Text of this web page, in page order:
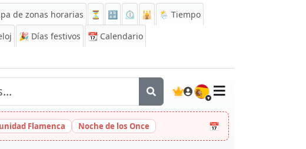
de zonas horarias ⏳ 🔡 ⏲️ 🕌
🌦️ Tiempo
🎉 Días festivos 📆 Calendario
🇪🇸
Flamenca Noche de los Once 📅